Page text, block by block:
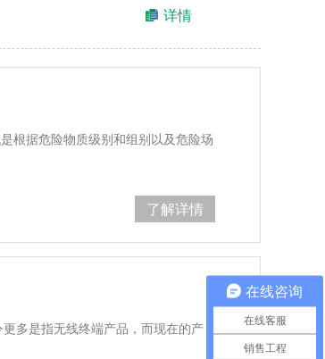
详情
根据危险物质级别和组别以及危险场
了解详情
多是指无线终端产品，而现在的产
在线咨询
在线客服
销售工程